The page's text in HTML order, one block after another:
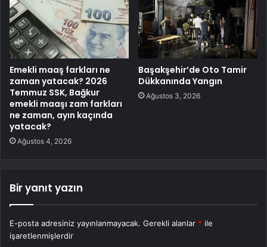
Emekli maaş farkları ne
zaman yatacak? 2026
Temmuz SSK, Bağkur
emekli maaşı zam farkları
ne zaman, ayın kaçında
yatacak?
Ağustos 4, 2026
Başakşehir’de Oto Tamir
Dükkanında Yangın
Ağustos 3, 2026
Bir yanıt yazın
E-posta adresiniz yayınlanmayacak. Gerekli alanlar * ile
işaretlenmişlerdir